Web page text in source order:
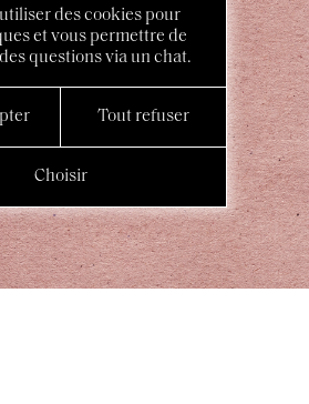
des cookies pour
et vous permettre de
questions via un chat.
Tout refuser
Choisir